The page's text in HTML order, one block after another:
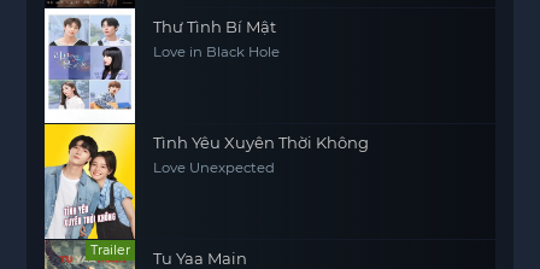
Thư Tình Bí Mật
Love in Black Hole
Tình Yêu Xuyên Thời Không
Love Unexpected
Trailer Tu Yaa Main